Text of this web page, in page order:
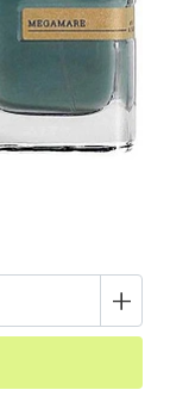
+